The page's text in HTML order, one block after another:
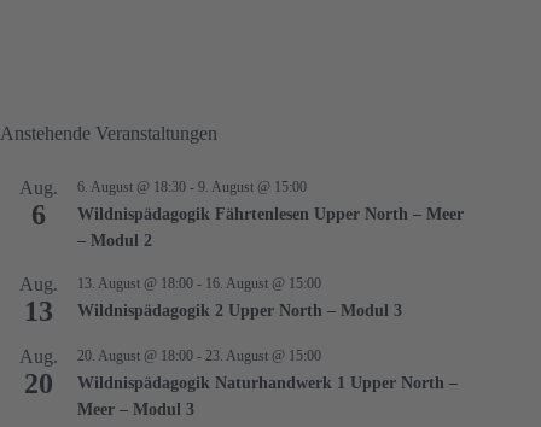
Anstehende Veranstaltungen
Aug.
6
6. August @ 18:30 - 9. August @ 15:00
Wildnispädagogik Fährtenlesen Upper North – Meer
– Modul 2
Aug.
13
13. August @ 18:00 - 16. August @ 15:00
Wildnispädagogik 2 Upper North – Modul 3
Aug.
20
20. August @ 18:00 - 23. August @ 15:00
Wildnispädagogik Naturhandwerk 1 Upper North –
Meer – Modul 3